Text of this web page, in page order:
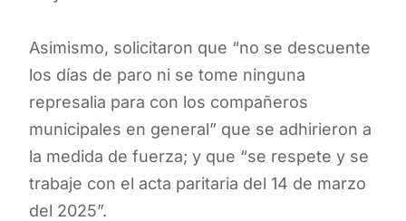
Asimismo, solicitaron que “no se descuente
los días de paro ni se tome ninguna
represalia para con los compañeros
municipales en general” que se adhirieron a
la medida de fuerza; y que “se respete y se
trabaje con el acta paritaria del 14 de marzo
del 2025”.